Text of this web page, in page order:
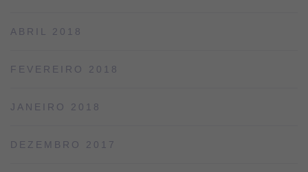
ABRIL 2018
FEVEREIRO 2018
JANEIRO 2018
DEZEMBRO 2017